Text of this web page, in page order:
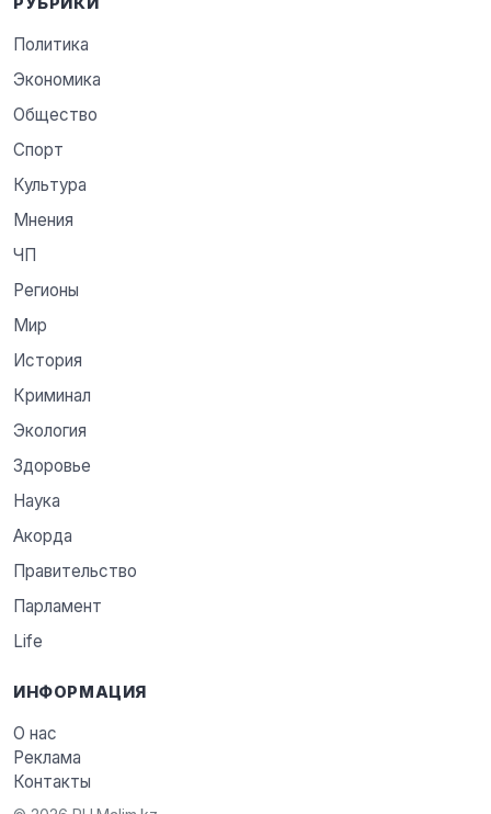
Политика
Экономика
Общество
Спорт
Культура
Мнения
ЧП
Регионы
Мир
История
Криминал
Экология
Здоровье
Наука
Акорда
Правительство
Парламент
Life
ИНФОРМАЦИЯ
О нас
Реклама
Контакты